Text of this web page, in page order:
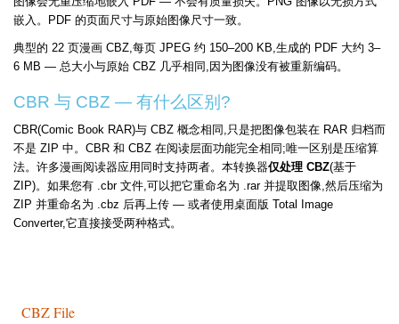
嵌入。PDF 的页面尺寸与原始图像尺寸一致。
典型的 22 页漫画 CBZ,每页 JPEG 约 150–200 KB,生成的 PDF 大约 3–
6 MB — 总大小与原始 CBZ 几乎相同,因为图像没有被重新编码。
CBR 与 CBZ — 有什么区别?
CBR(Comic Book RAR)与 CBZ 概念相同,只是把图像包装在 RAR 归档而
不是 ZIP 中。CBR 和 CBZ 在阅读层面功能完全相同;唯一区别是压缩算
法。许多漫画阅读器应用同时支持两者。本转换器仅处理 CBZ(基于
ZIP)。如果您有 .cbr 文件,可以把它重命名为 .rar 并提取图像,然后压缩为
ZIP 并重命名为 .cbz 后再上传 — 或者使用桌面版 Total Image
Converter,它直接接受两种格式。
CBZ File